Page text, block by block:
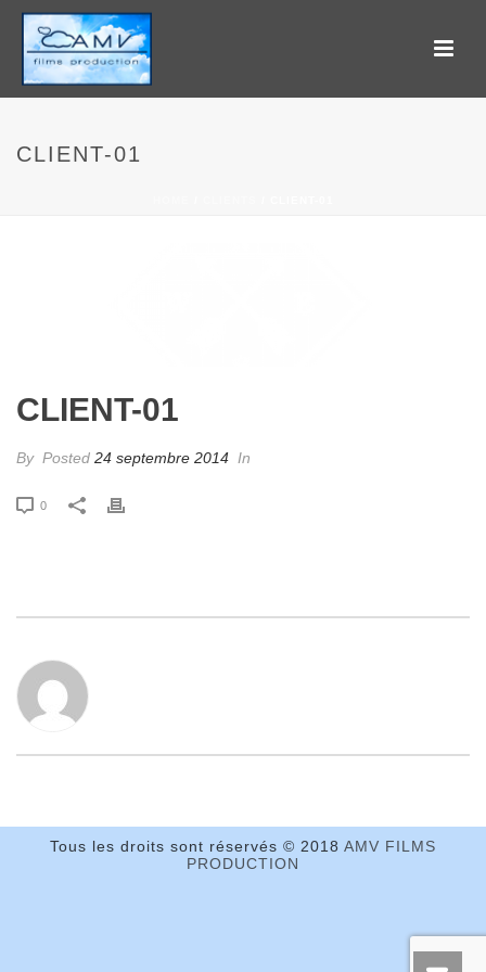
CLIENT-01
CLIENT-01
By Posted 24 septembre 2014 In
0
Tous les droits sont réservés © 2018 AMV FILMS
PRODUCTION